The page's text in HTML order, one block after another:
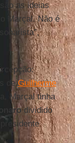
as ideias
Marçal. Não é
deGuilherme
Marçal tinha
dividido